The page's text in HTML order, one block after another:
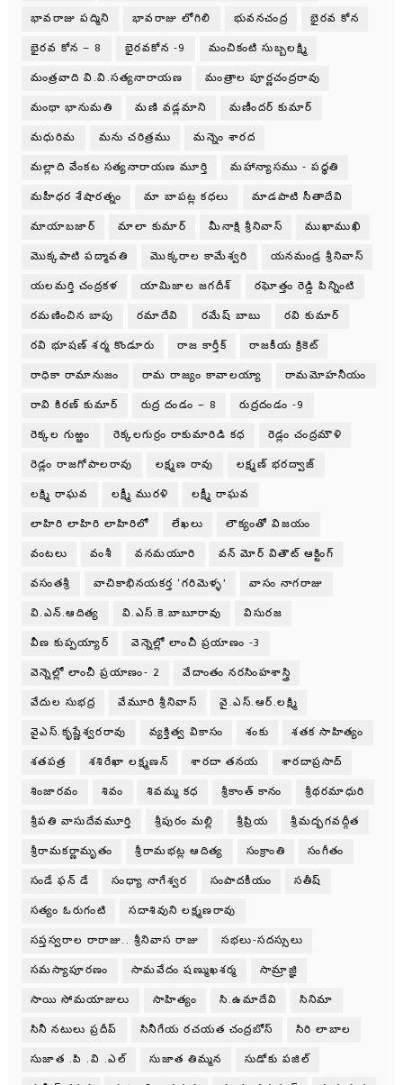
భావరాజు పద్మిని భావరాజు లోగిలి భువనచంద్ర భైరవ కోన
భైరవ కోన – 8 భైరవకోన -9 మంచికంటి సుబ్బలక్ష్మి
మంత్రవాది వి.వి.సత్యనారాయణ మంత్రాల పూర్ణచంద్రరావు
మంథా భానుమతి మణి వడ్లమాని మణీందర్ కుమార్
మధురిమ మను చరిత్రము మన్నెం శారద
మల్లాది వేంకట సత్యనారాయణ మూర్తి మహాన్యాసము - పధ్ధతి
మహీధర శేషారత్నం మా బాపట్ల కధలు మాడపాటి సీతాదేవి
మాయాబజార్ మాలా కుమార్ మీనాక్షి శ్రీనివాస్ ముఖాముఖి
మొక్కపాటి పద్మావతి మొక్కరాల కామేశ్వరి యనమండ్ర శ్రీనివాస్
యలమర్తి చంద్రకళ యామిజాల జగదీశ్ రఘోత్తం రెడ్డి పిన్నింటి
రమణించిన బాపు రమాదేవి రమేష్ బాబు రవి కుమార్
రవి భూషణ్ శర్మ కొండూరు రాజ కార్తీక్ రాజకీయ క్రికెట్
రాధికా రామానుజం రామ రాజ్యం కావాలయ్యా రామమోహనీయం
రావి కిరణ్ కుమార్ రుద్ర దండం – 8 రుద్రదండం -9
రెక్కల గుఱ్ఱం రెక్కలగుర్రం రాకుమారిడి కధ రెడ్లం చంద్రమౌళి
రెడ్లం రాజగోపాలరావు లక్ష్మణ రావు లక్ష్మణ్ భరద్వాజ్
లక్ష్మి రాఘవ లక్ష్మీ మురళి లక్ష్మీ రాఘవ
లాహిరి లాహిరి లాహిరిలో లేఖలు లౌక్యంతో విజయం
వంటలు వంశీ వనమయూరి వన్ మోర్ వితౌట్ ఆక్టింగ్
వసంతశ్రీ వాచికాభినయకర్త ‘గరిమెళ్ళ’ వాసం నాగరాజు
వి.ఎన్.ఆదిత్య వి.ఎస్.కె.బాబూరావు విసురజ
వీణ కుప్పయ్యార్ వెన్నెల్లో లాంచీ ప్రయాణం -3
వెన్నెల్లో లాంచీ ప్రయాణం- 2 వేదాంతం నరసింహశాస్త్రి
వేదుల సుభద్ర వేమూరి శ్రీనివాస్ వై.ఎస్.ఆర్.లక్ష్మి
వైఎస్.కృష్ణేశ్వరరావు వ్యక్తిత్వ వికాసం శంకు శతక సాహిత్యం
శతపత్ర శశిరేఖా లక్ష్మణన్ శారదా తనయ శారదాప్రసాద్
శింజారవం శివం శివమ్మ కధ శ్రీకాంత్ కానం శ్రీథరమాధురి
శ్రీపతి వాసుదేవమూర్తి శ్రీపురం మల్లి శ్రీప్రియ శ్రీమద్భగవద్గీత
శ్రీరామకర్ణామృతం శ్రీరామభట్ల ఆదిత్య సంక్రాంతి సంగీతం
సండే ఫన్ డే సంధ్యా నాగేశ్వర సంపాదకీయం సతీష్
సత్యం ఓరుగంటి సదాశివుని లక్ష్మణరావు
సప్తస్వరాల రారాజు.. శ్రీనివాస రాజు సభలు-సదస్సులు
సమస్యాపూరణం సామవేదం షణ్ముఖశర్మ సామ్రాజ్ఞి
సాయి సోమయాజులు సాహిత్యం సి.ఉమాదేవి సినిమా
సినీ నటులు ప్రదీప్ సినీగేయ రచయత చంద్రబోస్ సిరి లాబాల
సుజాత .పి .వి .ఎల్ సుజాత తిమ్మన సుడోకు పజిల్